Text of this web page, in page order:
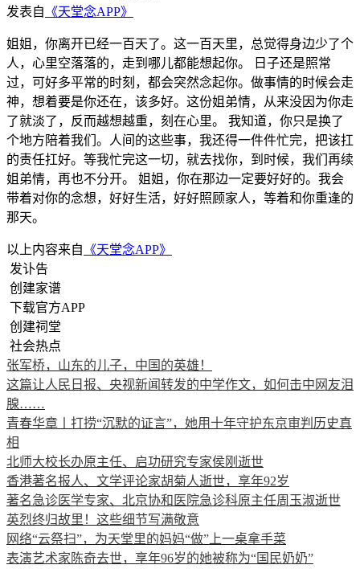
发表自 《天堂念APP》
姐姐，你离开已经一百天了。这一百天里，总觉得身边少了个
人，心里空落落的，走到哪儿都能想起你。 日子还是照常
过，可好多平常的时刻，都会突然念起你。做事情的时候会走
神，想着要是你还在，该多好。这份姐弟情，从来没因为你走
了就淡了，反而越想越重，刻在心里。 我知道，你只是换了
个地方陪着我们。人间的这些事，我还得一件件忙完，把该扛
的责任扛好。等我忙完这一切，就去找你，到时候，我们再续
姐弟情，再也不分开。 姐姐，你在那边一定要好好的。我会
带着对你的念想，好好生活，好好照顾家人，等着和你重逢的
那天。
以上内容来自 《天堂念APP》
发讣告
创建家谱
下载官方APP
创建祠堂
社会热点
张军桥，山东的儿子，中国的英雄！
这篇让人民日报、央视新闻转发的中学作文，如何击中网友泪
腺……
青春华章丨打捞“沉默的证言”，她用十年守护东京审判历史真
相
北师大校长办原主任、启功研究专家侯刚逝世
香港著名报人、文学评论家胡菊人逝世，享年92岁
著名急诊医学专家、北京协和医院急诊科原主任周玉淑逝世
英烈终归故里！这些细节写满敬意
网络“云祭扫”，为天堂里的妈妈“做”上一桌拿手菜
表演艺术家陈奇去世，享年96岁的她被称为“国民奶奶”